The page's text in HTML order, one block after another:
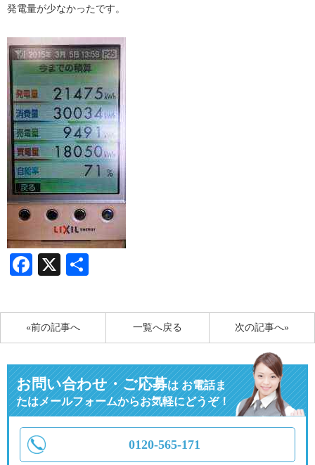
発電量が少なかったです。
Facebook
X
«前の記事へ 次の記事へ»
一覧へ戻る
お問い合わせ・ご応募はお電話ま
たはメールフォームからお気軽にどうぞ！
0120-565-171